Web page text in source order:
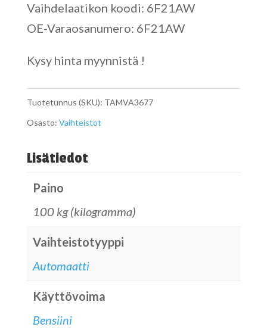
Vaihdelaatikon koodi: 6F21AW
OE-Varaosanumero: 6F21AW
Kysy hinta myynnistä !
Tuotetunnus (SKU): TAMVA3677
Osasto: Vaihteistot
Lisätiedot
Paino
100 kg (kilogramma)
Vaihteistotyyppi
Automaatti
Käyttövoima
Bensiini